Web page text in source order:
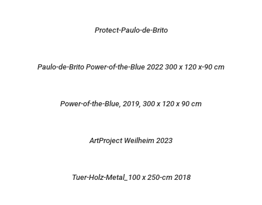
Protect-Paulo-de-Brito
Paulo-de-Brito Power-of-the-Blue 2022 300 x 120 x-90 cm
Power-of-the-Blue, 2019, 300 x 120 x 90 cm
ArtProject Weilheim 2023
Tuer-Holz-Metal_100 x 250-cm 2018